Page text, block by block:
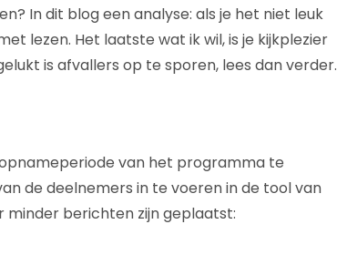
In dit blog een analyse: als je het niet leuk
lezen. Het laatste wat ik wil, is je kijkplezier
is afvallers op te sporen, lees dan verder.
van het programma te
de deelnemers in te voeren in de tool van
berichten zijn geplaatst: